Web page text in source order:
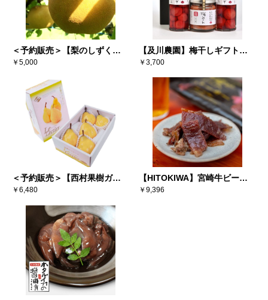
＜予約販売＞【梨のしずく】
彩玉 3キロ（5～6玉） ※送料
￥5,000
【及川農園】梅干しギフトセ
ット
￥3,700
＜予約販売＞【西村果樹ガー
デン】西洋梨ル・レクチェ
2kg（5-7個）※送料込み
￥6,480
【HITOKIWA】宮崎牛ビーフ
ジャーキー（10個セット）
￥9,396